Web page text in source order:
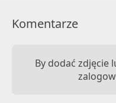
Komentarze
By dodać zdjęcie